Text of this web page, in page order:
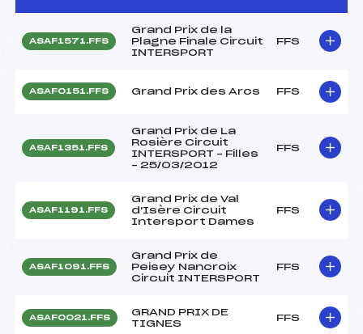
ASAF1571.FFS
Grand Prix de la
Plagne Finale Circuit
INTERSPORT
FFS
ASAF0151.FFS Grand Prix des Arcs FFS
ASAF1351.FFS
Grand Prix de La
Rosière Circuit
INTERSPORT – Filles
– 25/03/2012
FFS
ASAF1191.FFS
Grand Prix de Val
d'Isère Circuit
Intersport Dames
FFS
ASAF1091.FFS
Grand Prix de
Peisey Nancroix
Circuit INTERSPORT
FFS
ASAF0021.FFS
GRAND PRIX DE
TIGNES
FFS